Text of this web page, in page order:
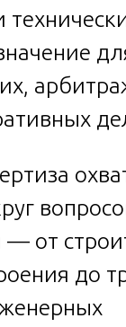
— от
до